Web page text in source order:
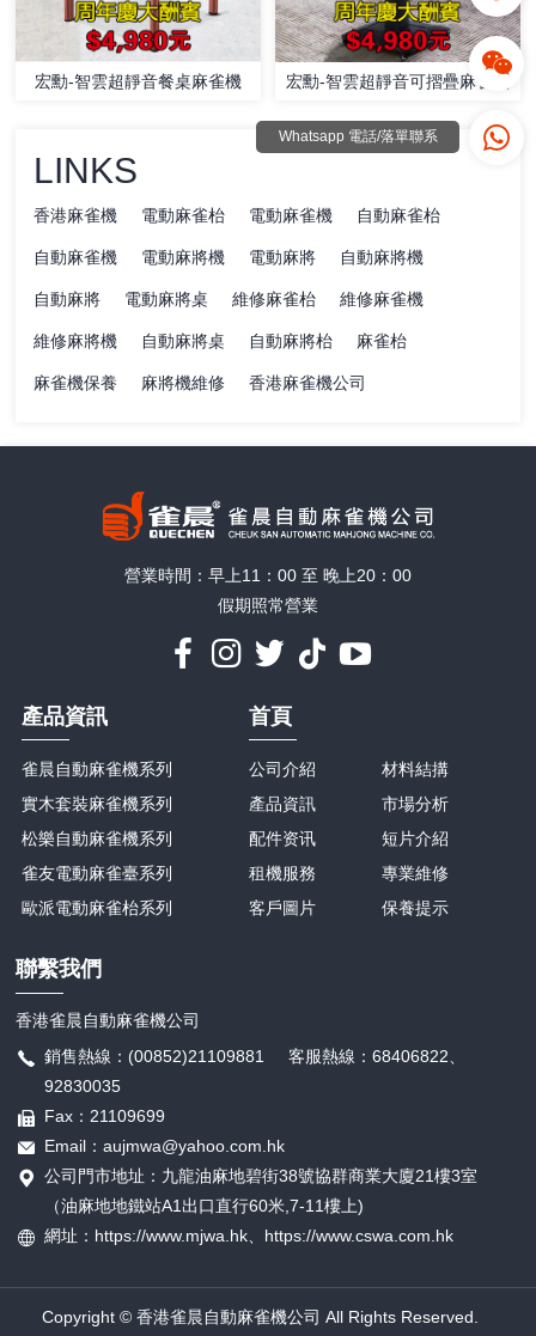
宏勳-智雲超靜音餐桌麻雀機 宏勳-智雲超靜音可摺疊麻雀機
LINKS
香港麻雀機 電動麻雀枱 電動麻雀機 自動麻雀枱
自動麻雀機 電動麻將機 電動麻將 自動麻將機
自動麻將 電動麻將桌 維修麻雀枱 維修麻雀機
維修麻將機 自動麻將桌 自動麻將枱 麻雀枱
麻雀機保養 麻將機維修 香港麻雀機公司
營業時間：早上11：00 至 晚上20：00
假期照常營業
產品資訊
雀晨自動麻雀機系列
實木套裝麻雀機系列
松樂自動麻雀機系列
雀友電動麻雀臺系列
歐派電動麻雀枱系列
首頁
公司介紹
產品資訊
配件资讯
租機服務
客戶圖片
材料結搆
市場分析
短片介紹
專業維修
保養提示
聯繫我們
香港雀晨自動麻雀機公司
銷售熱線：(00852)21109881 客服熱線：68406822、
92830035
Fax：21109699
Email：aujmwa@yahoo.com.hk
公司門市地址：九龍油麻地碧街38號協群商業大廈21樓3室
（油麻地地鐵站A1出口直行60米,7-11樓上)
網址：https://www.mjwa.hk、 https://www.cswa.com.hk
Copyright © 香港雀晨自動麻雀機公司 All Rights Reserved.
Whatsapp 電話/落單聯系